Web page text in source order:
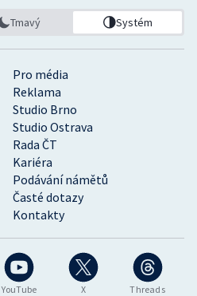
YouTube X Threads
Pro média
Reklama
Studio Brno
Studio Ostrava
Rada ČT
Kariéra
Podávání námětů
Časté dotazy
Kontakty
Tmavý Systém